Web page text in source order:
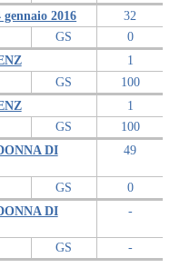
2016
GS
32
0
GS
1
100
GS
1
100
DI
GS
49
0
DI
GS
-
-